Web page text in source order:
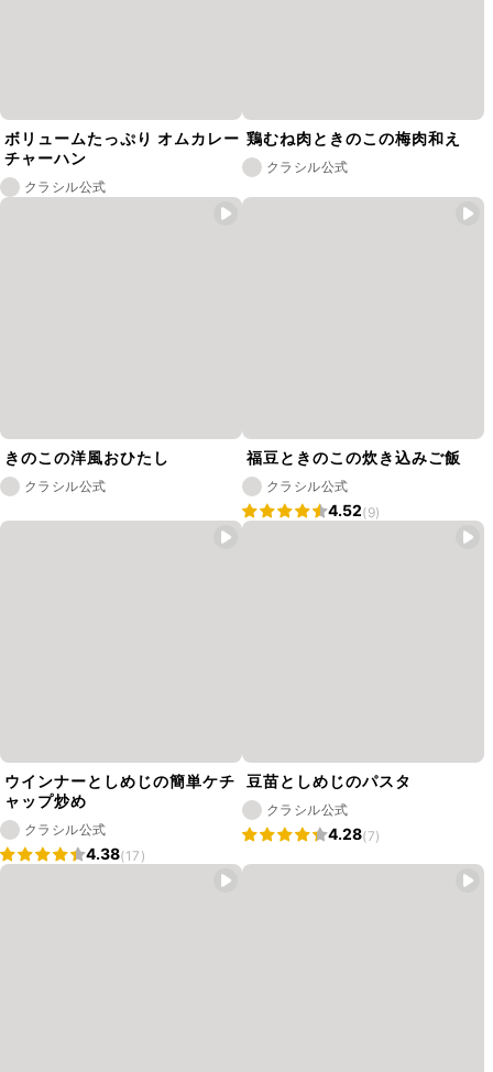
ボリュームたっぷり オムカレー
チャーハン
クラシル公式
鶏むね肉ときのこの梅肉和え
クラシル公式
きのこの洋風おひたし
クラシル公式
福豆ときのこの炊き込みご飯
クラシル公式
4.52(9)
ウインナーとしめじの簡単ケチ
ャップ炒め
クラシル公式
4.38(17)
豆苗としめじのパスタ
クラシル公式
4.28(7)